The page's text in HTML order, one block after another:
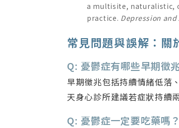
a multisite, naturalistic,
practice. Depression
常見問題與誤解：關
Q: 憂鬱症有哪些早期徵
早期徵兆包括持續情緒低落
天身心診所建議若症狀持續
Q: 憂鬱症一定要吃藥嗎？